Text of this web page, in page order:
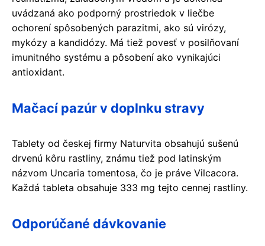
uvádzaná ako podporný prostriedok v liečbe
ochorení spôsobených parazitmi, ako sú virózy,
mykózy a kandidózy. Má tiež povesť v posilňovaní
imunitného systému a pôsobení ako vynikajúci
antioxidant.
Mačací pazúr v doplnku stravy
Tablety od českej firmy Naturvita obsahujú sušenú
drvenú kôru rastliny, známu tiež pod latinským
názvom Uncaria tomentosa, čo je práve Vilcacora.
Každá tableta obsahuje 333 mg tejto cennej rastliny.
Odporúčané dávkovanie